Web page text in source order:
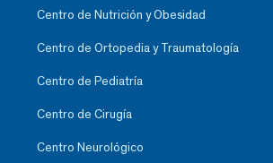
Centro de Nutrición y Obesidad
Centro de Ortopedia y Traumatología
Centro de Pediatría
Centro de Cirugía
Centro Neurológico